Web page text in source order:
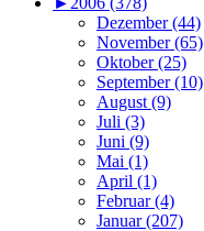
Dezember (44)
November (65)
Oktober (25)
September (10)
August (9)
Juli (3)
Juni (9)
Mai (1)
April (1)
Februar (4)
Januar (207)